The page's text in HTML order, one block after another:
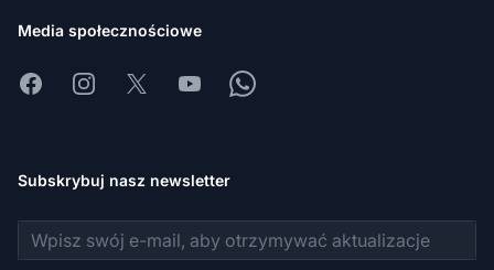
Media społecznościowe
FacebookInstagram
X YoutubeWhatsapp
Subskrybuj nasz newsletter
Adres e-mail